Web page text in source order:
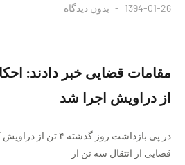
1394-01-26 بدون دیدگاه
مقامات قضایی خبر دادند:
از دراویش اجرا شد
در پی بازداشت روز
قضایی از انتقال سه تن از